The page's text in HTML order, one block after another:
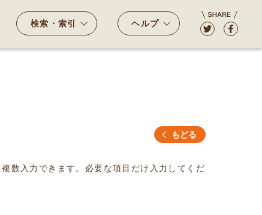
検索・索引 ヘルプ
もどる
数入力できます。必要な項目だけ入力してくだ